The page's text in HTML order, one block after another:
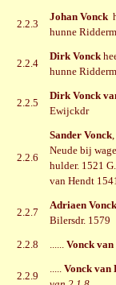
2.2.3
Johan Vonck
hunne
2.2.4
Dirk Vonck
hunne
2.2.5
Dirk Vonck
Ewijckdr
2.2.6
Sander Vonck
Neude bij
hulder. 1521
van Hendt
2.2.7
Adriaen
Bilersdr. 1579
2.2.8
...... Vonck
2.2.9
..... Vonck van